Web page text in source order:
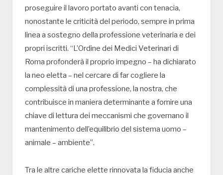
proseguire il lavoro portato avanti con tenacia,
nonostante le criticità del periodo, sempre in prima
linea a sostegno della professione veterinaria e dei
propri iscritti. “L’Ordine dei Medici Veterinari di
Roma profonderà il proprio impegno – ha dichiarato
la neo eletta – nel cercare di far cogliere la
complessità di una professione, la nostra, che
contribuisce in maniera determinante a fornire una
chiave di lettura dei meccanismi che governano il
mantenimento dell’equilibrio del sistema uomo –
animale – ambiente”.
Tra le altre cariche elette rinnovata la fiducia anche